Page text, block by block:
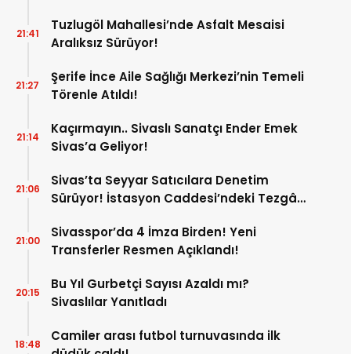
Tuzlugöl Mahallesi’nde Asfalt Mesaisi
Aralıksız Sürüyor!
21:41
Şerife İnce Aile Sağlığı Merkezi’nin Temeli
Törenle Atıldı!
21:27
Kaçırmayın.. Sivaslı Sanatçı Ender Emek
Sivas’a Geliyor!
21:14
Sivas’ta Seyyar Satıcılara Denetim
Sürüyor! İstasyon Caddesi’ndeki Tezgâh
21:06
Sivasspor’da 4 İmza Birden! Yeni
Transferler Resmen Açıklandı!
21:00
Bu Yıl Gurbetçi Sayısı Azaldı mı?
Sivaslılar Yanıtladı
20:15
Camiler arası futbol turnuvasında ilk
18:48